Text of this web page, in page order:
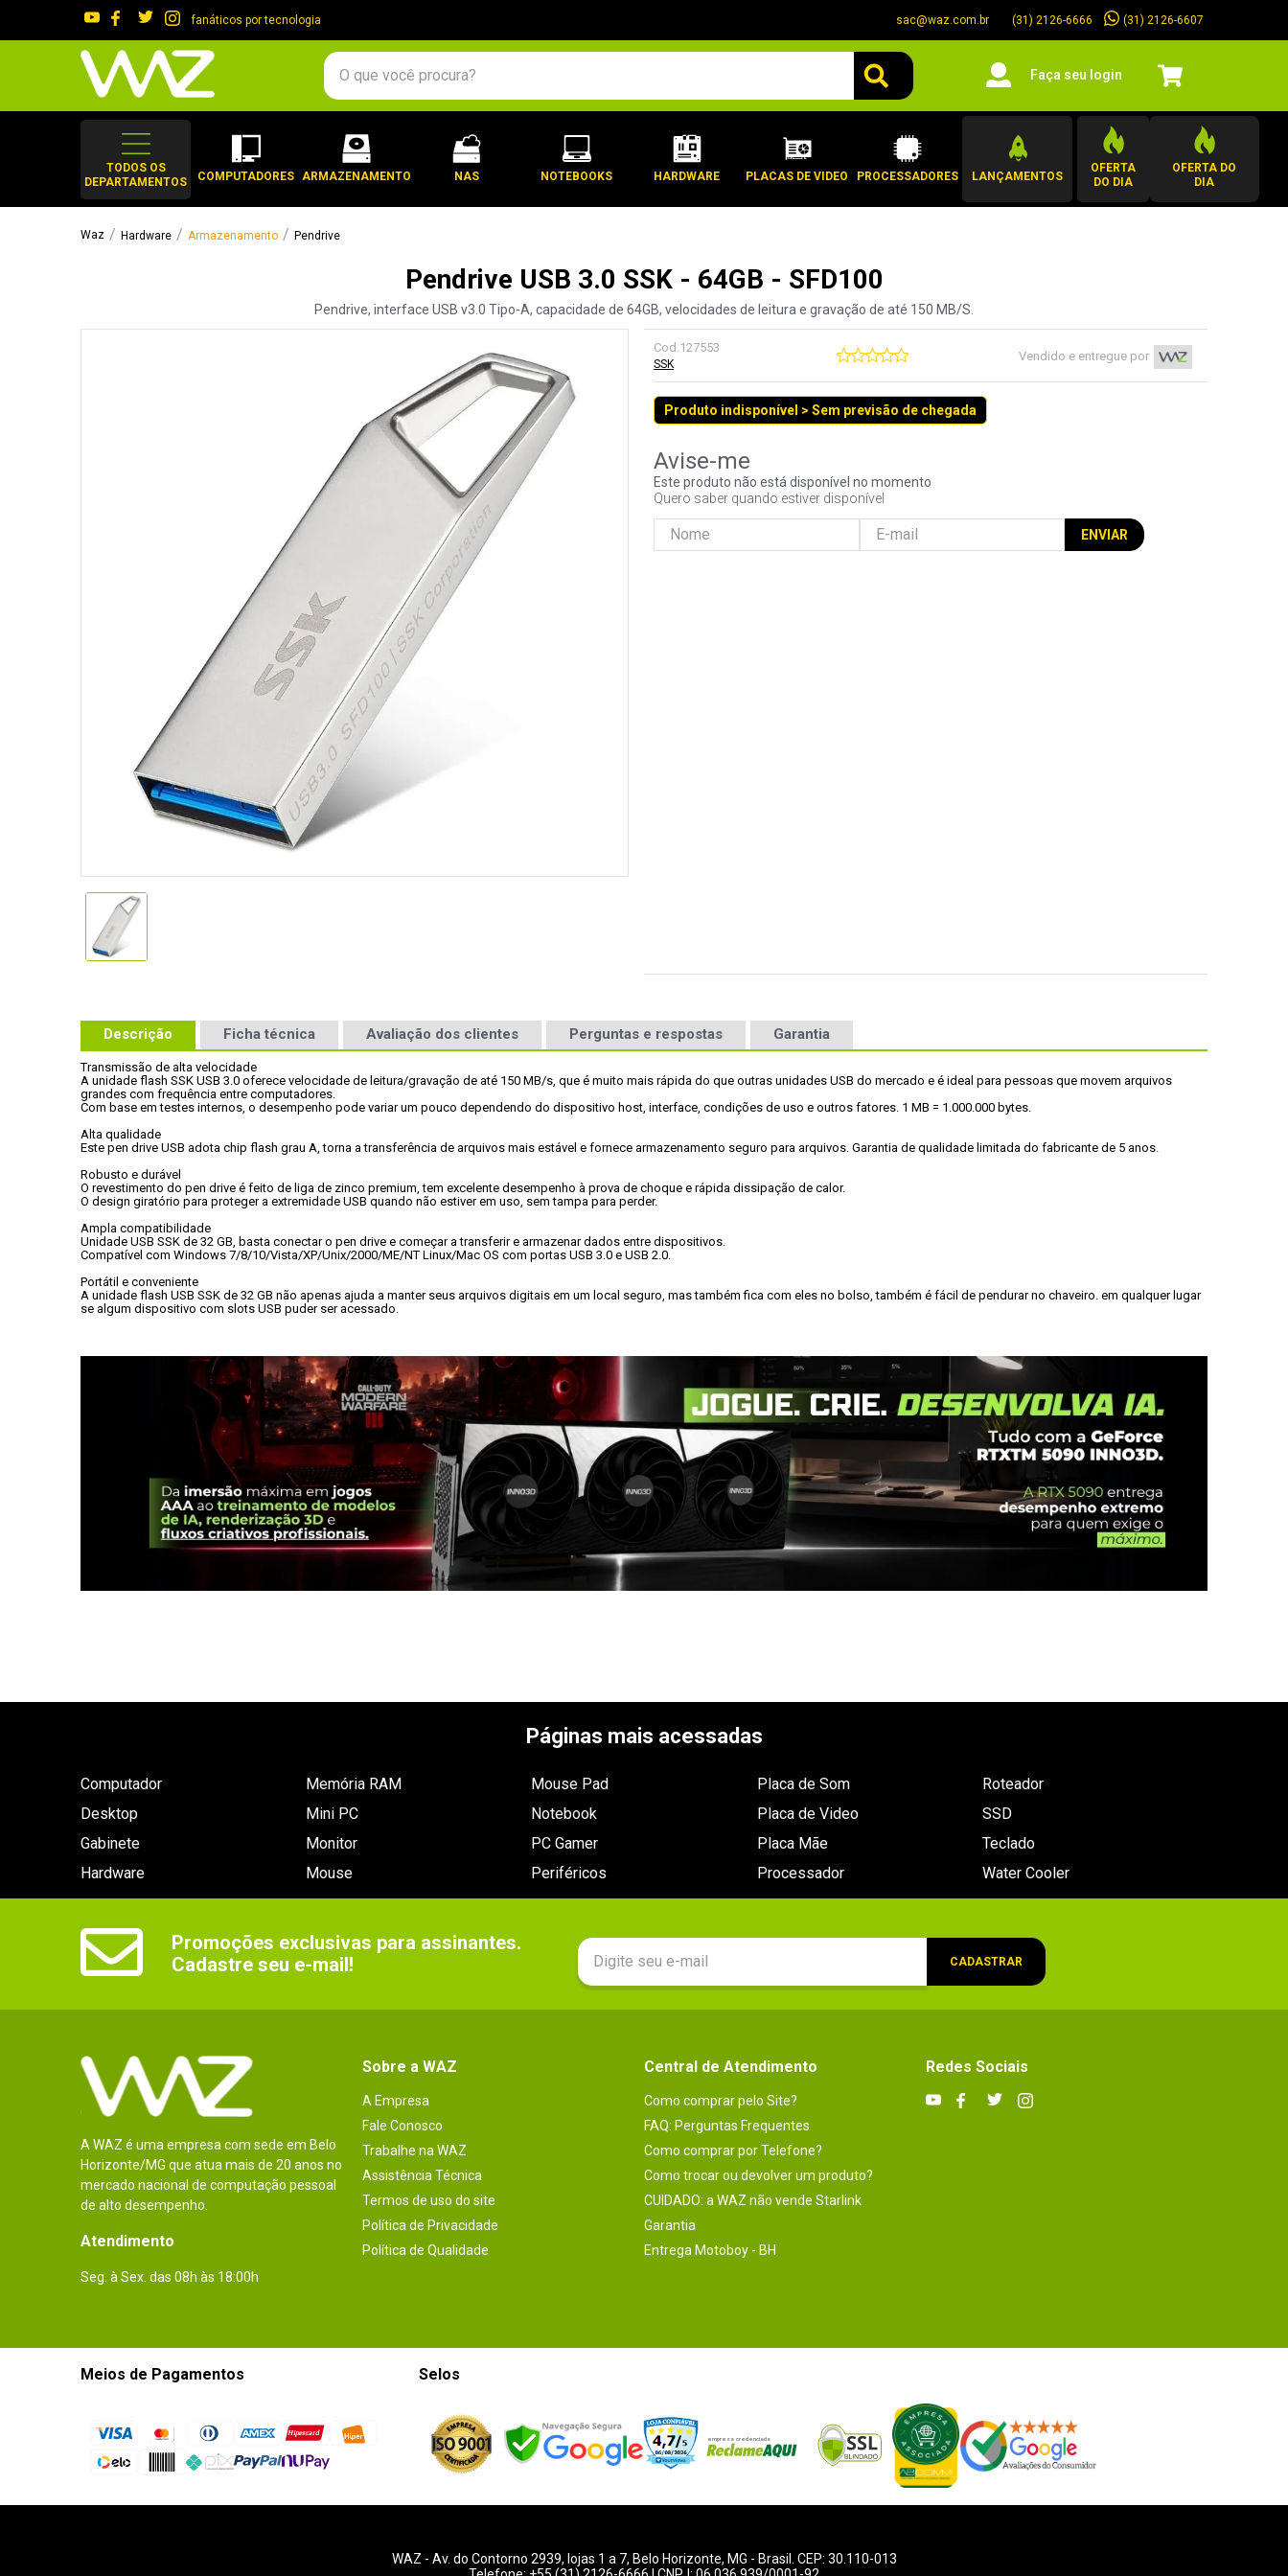
fanáticos por tecnologia sac@waz.com.br (31) 2126-6666 (31) 2126-6607
O que você procura?
Faça seu login
TODOS OS
DEPARTAMENTOS
COMPUTADORES ARMAZENAMENTO NAS NOTEBOOKS HARDWARE PLACAS DE VIDEO PROCESSADORES LANÇAMENTOS
OFERTA
DO DIA
OFERTA DO
DIA
Hardware Armazenamento Pendrive
Pendrive USB 3.0 SSK - 64GB - SFD100
Pendrive, interface USB v3.0 Tipo-A, capacidade de 64GB, velocidades de leitura e gravação de até 150 MB/S.
Cod.127553
SSK
Vendido e entregue por
Produto indisponível > Sem previsão de chegada
Este produto não está disponível no momento
Quero saber quando estiver disponível
ENVIAR
Descrição Ficha técnica Avaliação dos clientes Perguntas e respostas Garantia
Transmissão de alta velocidade
A unidade flash SSK USB 3.0 oferece velocidade de leitura/gravação de até 150 MB/s, que é muito mais rápida do que outras unidades USB do mercado e é ideal para pessoas que movem arquivos
grandes com frequência entre computadores.
Com base em testes internos, o desempenho pode variar um pouco dependendo do dispositivo host, interface, condições de uso e outros fatores. 1 MB = 1.000.000 bytes.
Alta qualidade
Este pen drive USB adota chip flash grau A, torna a transferência de arquivos mais estável e fornece armazenamento seguro para arquivos. Garantia de qualidade limitada do fabricante de 5 anos.
Robusto e durável
O revestimento do pen drive é feito de liga de zinco premium, tem excelente desempenho à prova de choque e rápida dissipação de calor.
O design giratório para proteger a extremidade USB quando não estiver em uso, sem tampa para perder.
Ampla compatibilidade
Unidade USB SSK de 32 GB, basta conectar o pen drive e começar a transferir e armazenar dados entre dispositivos.
Compatível com Windows 7/8/10/Vista/XP/Unix/2000/ME/NT Linux/Mac OS com portas USB 3.0 e USB 2.0.
Portátil e conveniente
A unidade flash USB SSK de 32 GB não apenas ajuda a manter seus arquivos digitais em um local seguro, mas também fica com eles no bolso, também é fácil de pendurar no chaveiro. em qualquer lugar
se algum dispositivo com slots USB puder ser acessado.
Páginas mais acessadas
Computador
Desktop
Gabinete
Hardware
Memória RAM
Mini PC
Monitor
Mouse
Mouse Pad
Notebook
PC Gamer
Periféricos
Placa de Som
Placa de Video
Placa Mãe
Processador
Roteador
SSD
Teclado
Water Cooler
Promoções exclusivas para assinantes.
Cadastre seu e-mail!
CADASTRAR
A WAZ é uma empresa com sede em Belo
Horizonte/MG que atua mais de 20 anos no
mercado nacional de computação pessoal
de alto desempenho.
Atendimento
Seg. à Sex. das 08h às 18:00h
Sobre a WAZ
A Empresa
Fale Conosco
Trabalhe na WAZ
Assistência Técnica
Termos de uso do site
Política de Privacidade
Política de Qualidade
Central de Atendimento
Como comprar pelo Site?
FAQ: Perguntas Frequentes
Como comprar por Telefone?
Como trocar ou devolver um produto?
CUIDADO: a WAZ não vende Starlink
Garantia
Entrega Motoboy - BH
Redes Sociais
Meios de Pagamentos Selos
WAZ - Av. do Contorno 2939, lojas 1 a 7, Belo Horizonte, MG - Brasil. CEP: 30.110-013
gabinete
2º
keychron
openbox
6º
mouse
noctua
10º